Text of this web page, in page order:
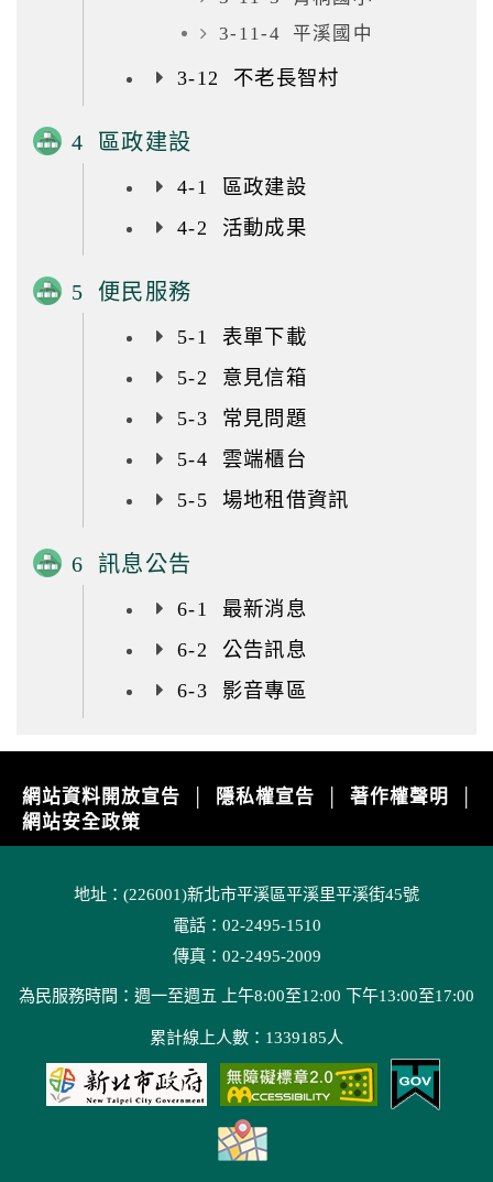
3-11-4 平溪國中
3-12 不老長智村
4 區政建設
4-1 區政建設
4-2 活動成果
5 便民服務
5-1 表單下載
5-2 意見信箱
5-3 常見問題
5-4 雲端櫃台
5-5 場地租借資訊
6 訊息公告
6-1 最新消息
6-2 公告訊息
6-3 影音專區
網站資料開放宣告 隱私權宣告 著作權聲明
網站安全政策
地址：(226001)新北市平溪區平溪里平溪街45號
電話：02-2495-1510
傳真：02-2495-2009
為民服務時間：週一至週五 上午8:00至12:00 下午13:00至17:00
累計線上人數：1339185人